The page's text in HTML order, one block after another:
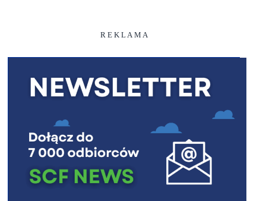
R E K L A M A